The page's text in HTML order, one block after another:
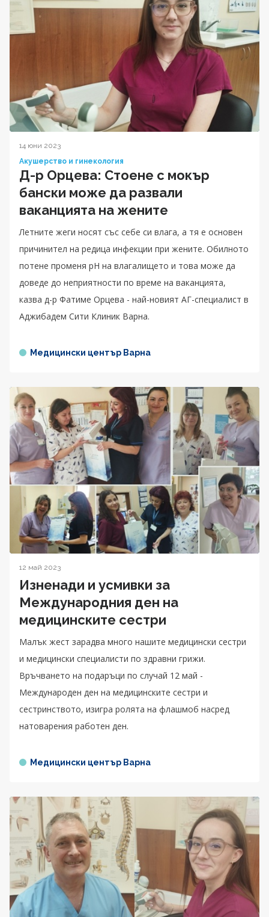
14 юни 2023
Акушерство и гинекология
Д-р Орцева: Стоене с мокър
бански може да развали
ваканцията на жените
Летните жеги носят със себе си влага, а тя е основен
причинител на редица инфекции при жените. Обилното
потене променя pH на влагалището и това може да
доведе до неприятности по време на ваканцията,
казва д-р Фатиме Орцева - най-новият АГ-специалист в
Аджибадем Сити Клиник Варна.
Медицински център Варна
12 май 2023
Изненади и усмивки за
Международния ден на
медицинските сестри
Малък жест зарадва много нашите медицински сестри
и медицински специалисти по здравни грижи.
Връчването на подаръци по случай 12 май -
Международен ден на медицинските сестри и
сестринството, изигра ролята на флашмоб насред
натоварения работен ден.
Медицински център Варна